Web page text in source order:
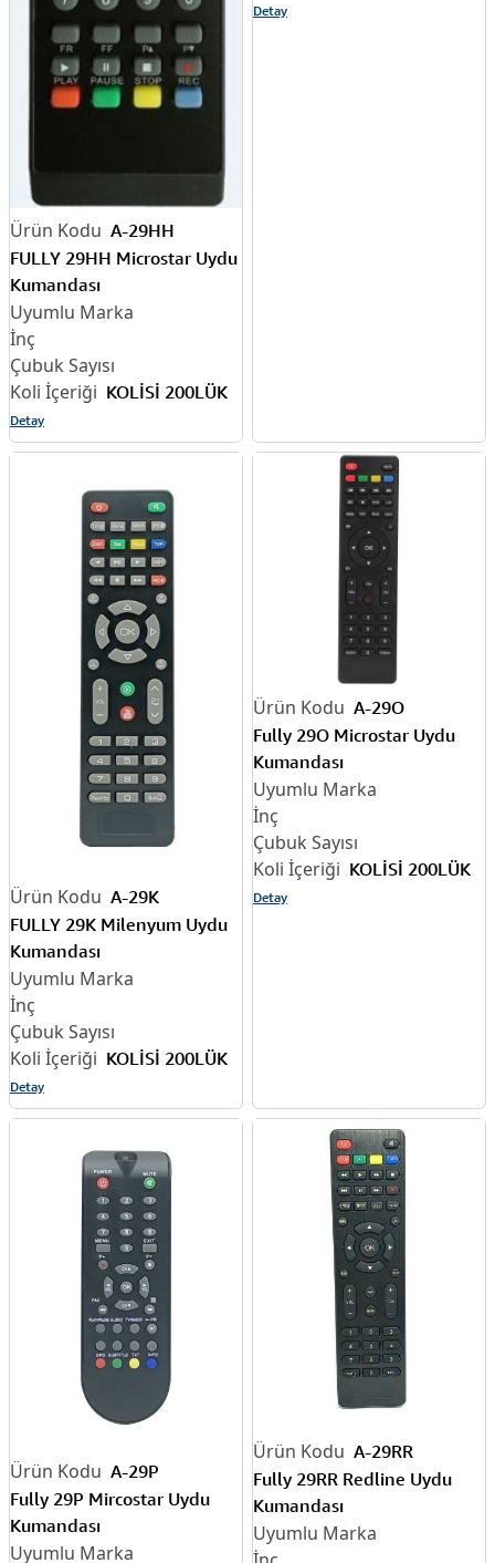
A-29HH
FULLY 29HH Microstar Uydu
Kumandası
KOLİSİ 200LÜK
Detay
Detay
A-29K
FULLY 29K Milenyum Uydu
Kumandası
KOLİSİ 200LÜK
Detay
A-29O
Fully 29O Microstar Uydu
Kumandası
KOLİSİ 200LÜK
Detay
A-29P
Fully 29P Mircostar Uydu
Kumandası
A-29RR
Fully 29RR Redline Uydu
Kumandası